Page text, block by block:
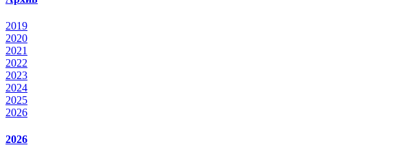
2019
2020
2021
2022
2023
2024
2025
2026
2026